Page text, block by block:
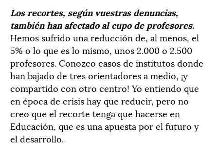
Los recortes, según vuestras denuncias,
también han afectado al cupo de profesores.
Hemos sufrido una reducción de, al menos, el
5% o lo que es lo mismo, unos 2.000 o 2.500
profesores. Conozco casos de institutos donde
han bajado de tres orientadores a medio, ¡y
compartido con otro centro! Yo entiendo que
en época de crisis hay que reducir, pero no
creo que el recorte tenga que hacerse en
Educación, que es una apuesta por el futuro y
el desarrollo.